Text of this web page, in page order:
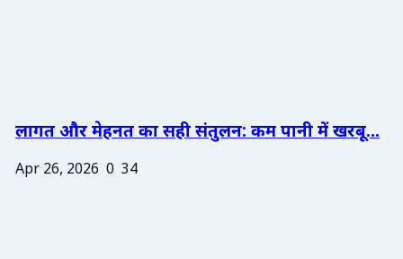
लागत और मेहनत का सही संतुलन: कम पानी में खरबू...
Apr 26, 2026 0 34